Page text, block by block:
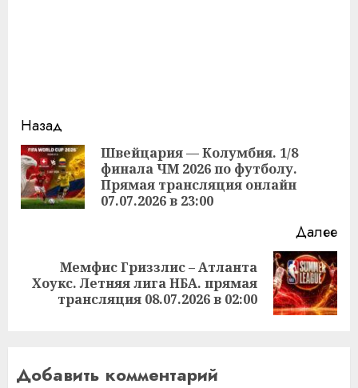
Продолжить
чтение
Назад
Швейцария — Колумбия. 1/8
финала ЧМ 2026 по футболу.
Прямая трансляция онлайн
07.07.2026 в 23:00
Далее
Следующая
запись:
Мемфис Гриззлис – Атланта
Хоукс. Летняя лига НБА. прямая
трансляция 08.07.2026 в 02:00
Добавить комментарий